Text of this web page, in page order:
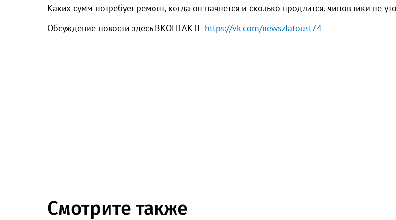
Каких сумм потребует ремонт, когда он начнется и сколько продлится, чиновники не
Обсуждение новости здесь ВКОНТАКТЕ https://vk.com/newszlatoust74
Смотрите также